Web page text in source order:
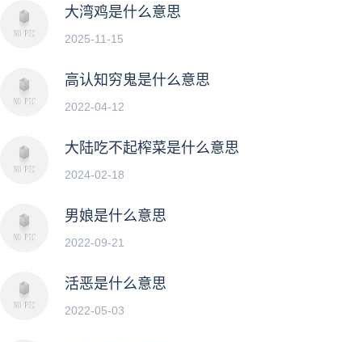
大湾鸡是什么意思
2025-11-15
高认知穷鬼是什么意思
2022-04-12
大陆吃不起榨菜是什么意思
2024-02-18
男娘是什么意思
2022-09-21
活恶是什么意思
2022-05-03